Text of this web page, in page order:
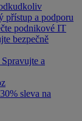
přístup a podporu
podnikové IT
bezpečně
Spravujte a
30% sleva na